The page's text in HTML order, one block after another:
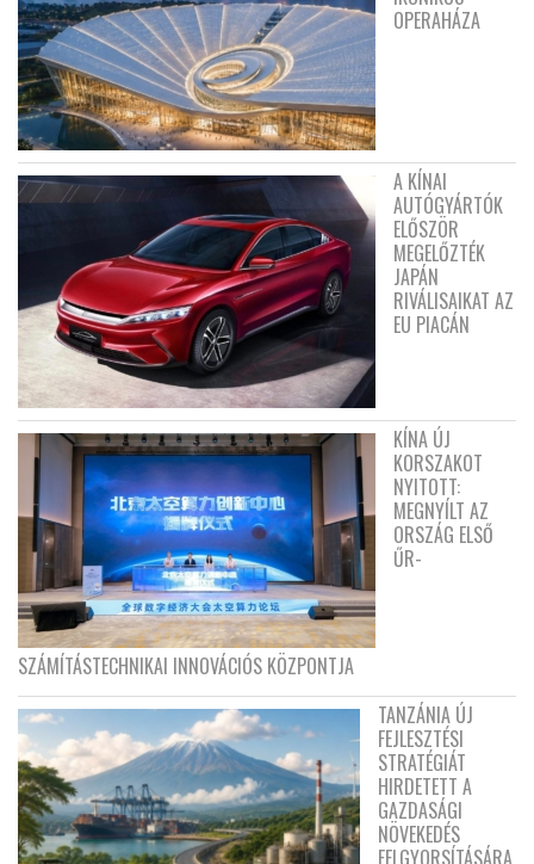
OPERAHÁZA
A KÍNAI
AUTÓGYÁRTÓK
ELŐSZÖR
MEGELŐZTÉK
JAPÁN
RIVÁLISAIKAT AZ
EU PIACÁN
KÍNA ÚJ
KORSZAKOT
NYITOTT:
MEGNYÍLT AZ
ORSZÁG ELSŐ
ŰR-
SZÁMÍTÁSTECHNIKAI INNOVÁCIÓS KÖZPONTJA
TANZÁNIA ÚJ
FEJLESZTÉSI
STRATÉGIÁT
HIRDETETT A
GAZDASÁGI
NÖVEKEDÉS
FELGYORSÍTÁSÁRA